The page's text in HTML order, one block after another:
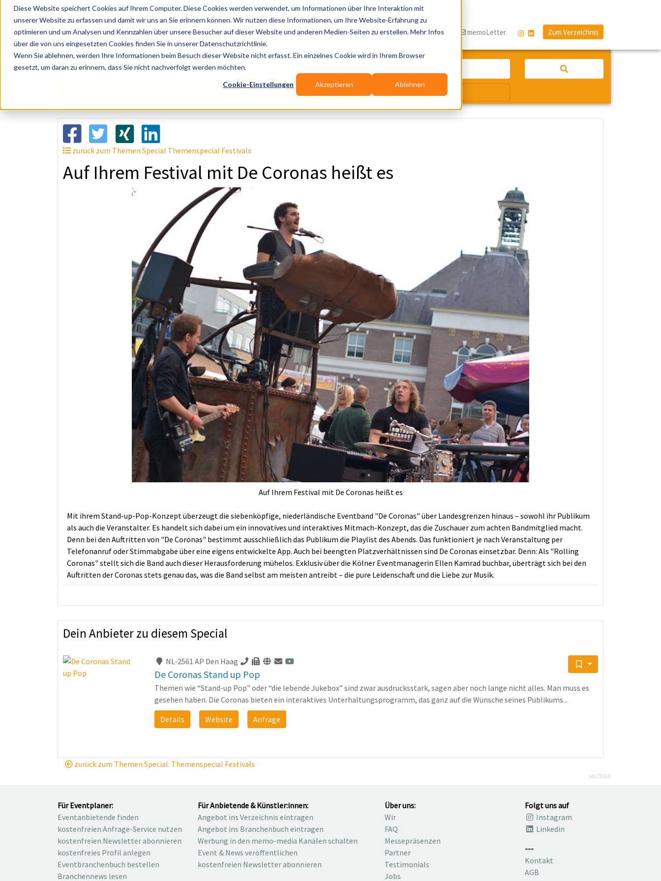
Diese Website speichert Cookies auf Ihrem Computer. Diese Cookies werden verwendet, um Informationen über Ihre Interaktion mit
unserer Website zu erfassen und damit wir uns an Sie erinnern können. Wir nutzen diese Informationen, um Ihre Website-Erfahrung zu
optimieren und um Analysen und Kennzahlen über unsere Besucher auf dieser Website und anderen Medien-Seiten zu erstellen. Mehr Infos
über die von uns eingesetzten Cookies finden Sie in unserer Datenschutzrichtlinie.
Wenn Sie ablehnen, werden Ihre Informationen beim Besuch dieser Website nicht erfasst. Ein einzelnes Cookie wird in Ihrem Browser
gesetzt, um daran zu erinnern, dass Sie nicht nachverfolgt werden möchten.
Cookie-Einstellungen Akzeptieren Ablehnen
zurück zum Themen Special Themenspecial Festivals
Auf Ihrem Festival mit De Coronas heißt es
Auf Ihrem Festival mit De Coronas heißt es
Mit ihrem Stand-up-Pop-Konzept überzeugt die siebenköpfige, niederländische Eventband "De Coronas" über Landesgrenzen hinaus – sowohl ihr Publikum
als auch die Veranstalter. Es handelt sich dabei um ein innovatives und interaktives Mitmach-Konzept, das die Zuschauer zum achten Bandmitglied macht.
Denn bei den Auftritten von "De Coronas" bestimmt ausschließlich das Publikum die Playlist des Abends. Das funktioniert je nach Veranstaltung per
Telefonanruf oder Stimmabgabe über eine eigens entwickelte App. Auch bei beengten Platzverhältnissen sind De Coronas einsetzbar. Denn: Als "Rolling
Coronas" stellt sich die Band auch dieser Herausforderung mühelos. Exklusiv über die Kölner Eventmanagerin Ellen Kamrad buchbar, überträgt sich bei den
Auftritten der Coronas stets genau das, was die Band selbst am meisten antreibt – die pure Leidenschaft und die Liebe zur Musik.
Dein Anbieter zu diesem Special
NL-2561 AP Den Haag
De Coronas Stand up Pop
Themen wie “Stand-up Pop” oder “die lebende Jukebox” sind zwar ausdrucksstark, sagen aber noch lange nicht alles. Man muss es
gesehen haben. Die Coronas bieten ein interaktives Unterhaltungsprogramm, das ganz auf die Wünsche seines Publikums...
Details
Website Anfrage
zurück zum Themen Special: Themenspecial Festivals
Publikationen Branchen-Infos Services Blog memoLetter Zum Verzeichnis
Künstler, Zelte, Bands, Catering, ...
Wir suchen für Dich
ANZEIGE
Für Eventplaner:
Eventanbietende finden
kostenfreien Anfrage-Service nutzen
kostenfreien Newsletter abonnieren
kostenfreies Profil anlegen
Eventbranchenbuch bestellen
Branchennews lesen
Für Anbietende & Künstler:innen:
Angebot ins Verzeichnis eintragen
Angebot ins Branchenbuch eintragen
Werbung in den memo-media Kanälen schalten
Event & News veröffentlichen
kostenfreien Newsletter abonnieren
Über uns:
Wir
FAQ
Messepräsenzen
Partner
Testimonials
Jobs
Folgt uns auf
Instagram
Linkedin
---
Kontakt
AGB